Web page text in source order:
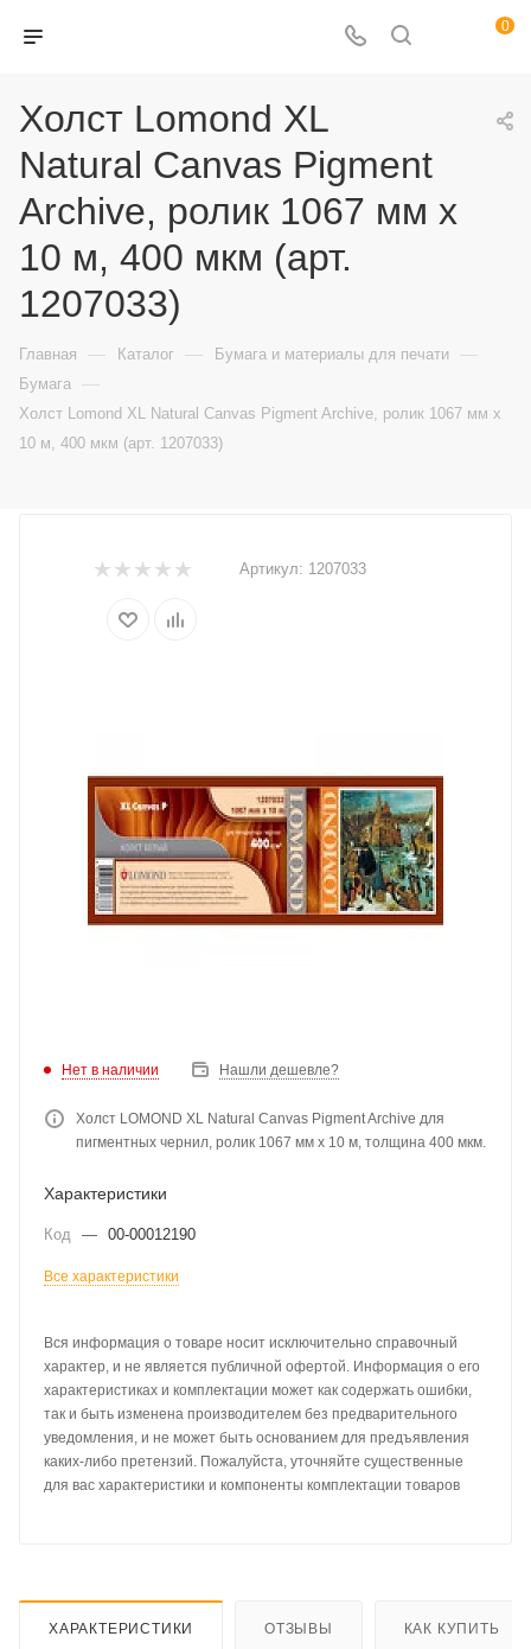
0
Холст Lomond XL
Natural Canvas Pigment
Archive, ролик 1067 мм х
10 м, 400 мкм (арт.
1207033)
Главная — Каталог — Бумага и материалы для печати —
Бумага —
Холст Lomond XL Natural Canvas Pigment Archive, ролик 1067 мм х
10 м, 400 мкм (арт. 1207033)
Артикул: 1207033
Нет в наличии Нашли дешевле?
Холст LOMOND XL Natural Canvas Pigment Archive для
пигментных чернил, ролик 1067 мм х 10 м, толщина 400 мкм.
Характеристики
Код — 00-00012190
Все характеристики
Вся информация о товаре носит исключительно справочный
характер, и не является публичной офертой. Информация о его
характеристиках и комплектации может как содержать ошибки,
так и быть изменена производителем без предварительного
уведомления, и не может быть основанием для предъявления
каких-либо претензий. Пожалуйста, уточняйте существенные
для вас характеристики и компоненты комплектации товаров
ХАРАКТЕРИСТИКИ ОТЗЫВЫ КАК КУПИТЬ